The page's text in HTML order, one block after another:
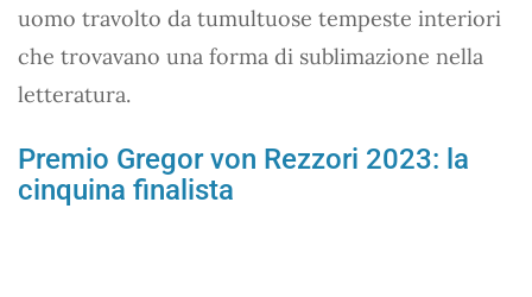
uomo travolto da tumultuose tempeste interiori
che trovavano una forma di sublimazione nella
letteratura.
Premio Gregor von Rezzori 2023: la
cinquina finalista